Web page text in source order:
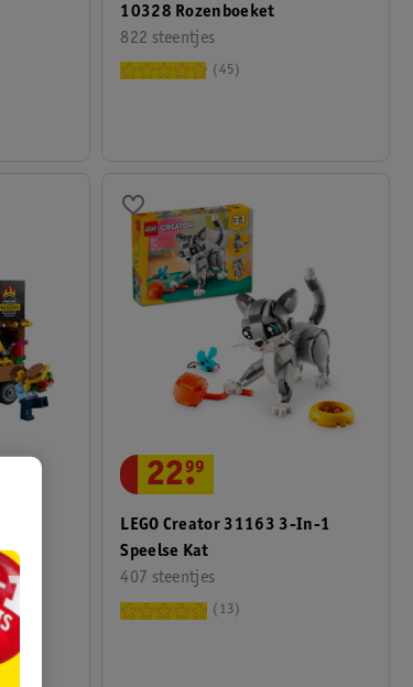
10328 Rozenboeket
822 steentjes
45
LEGO Creator 31163 3-In-1
Speelse Kat
407 steentjes
22.
99
13